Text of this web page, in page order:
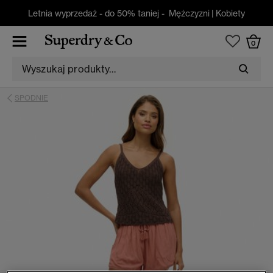
Letnia wyprzedaż - do 50% taniej - Mężczyzni | Kobiety
0
SPODNIE